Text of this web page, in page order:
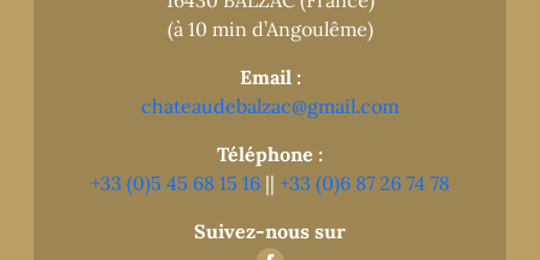
(à 10 min d’Angoulême)
Email :
chateaudebalzac@gmail.com
Téléphone :
+33 (0)5 45 68 15 16 || +33 (0)6 87 26 74 78
Suivez-nous sur